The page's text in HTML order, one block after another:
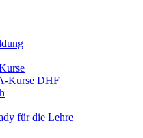
Kurse DHF
für die Lehre